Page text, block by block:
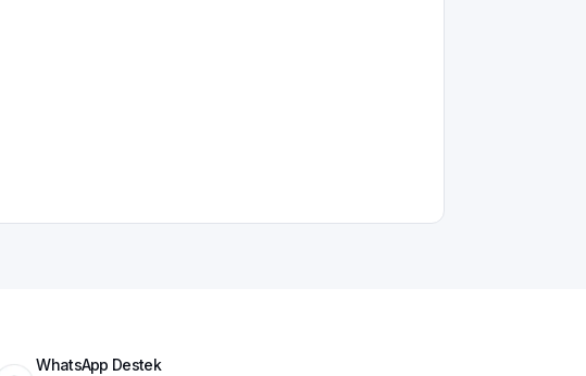
WhatsApp Destek